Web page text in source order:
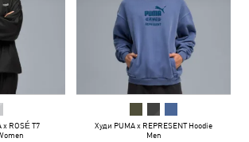
ROSÉ T7
Худи PUMA x REPRESENT Hoodie
Men